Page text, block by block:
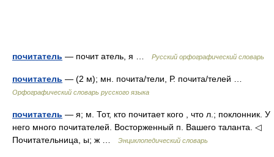
почитатель — почит атель, я … Русский орфографический словарь
почитатель — (2 м); мн. почита/тели, Р. почита/телей …
Орфографический словарь русского языка
почитатель — я; м. Тот, кто почитает кого , что л.; поклонник. У
него много почитателей. Восторженный п. Вашего таланта. ◁
Почитательница, ы; ж …
Энциклопедический словарь